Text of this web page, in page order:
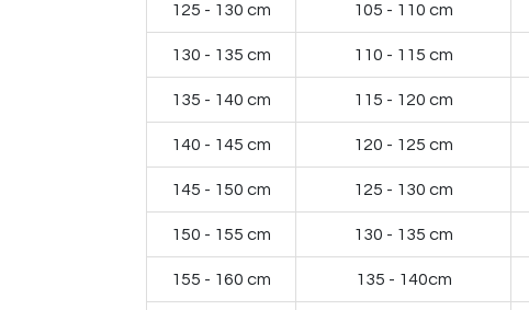
125 - 130 cm 105 - 110 cm
130 - 135 cm 110 - 115 cm
135 - 140 cm 115 - 120 cm
140 - 145 cm 120 - 125 cm
145 - 150 cm 125 - 130 cm
150 - 155 cm 130 - 135 cm
155 - 160 cm 135 - 140cm